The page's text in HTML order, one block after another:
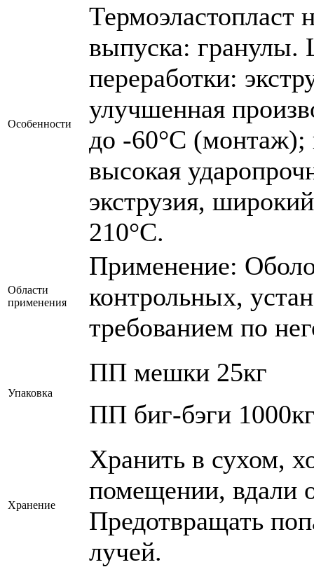
Особенности
выпуска: гранулы.
переработки:
улучшенная
до -60°С (монтаж);
высокая
экструзия,
210°С.
Области
применения
Применение:
контрольных,
требованием по
Упаковка
ПП мешки 25кг
ПП биг-бэги
Хранение
Хранить в сухом,
помещении, вдали
Предотвращать
лучей.